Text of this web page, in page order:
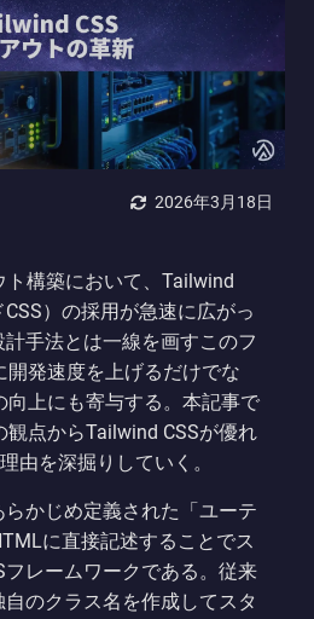
2026年3月18日
ト構築において、Tailwind
）の採用が急速に広がっ
手法とは一線を画すこのフ
開発速度を上げるだけでな
向上にも寄与する。本記事で
点からTailwind CSSが優れ
由を深掘りしていく。
かじめ定義された「ユーテ
に直接記述することでス
フレームワークである。従来
のクラス名を作成してスタ